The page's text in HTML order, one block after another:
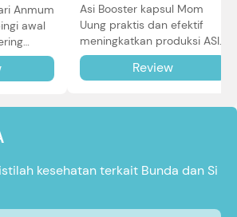
Anmum
awal
dan
di
Asi Booster kapsul Mom
Uung praktis dan efektif
meningkatkan produksi ASI
Bunda untuk Si Kecil. Simak
review lengkapnya di sini.
Review
kesehatan terkait Bunda dan Si